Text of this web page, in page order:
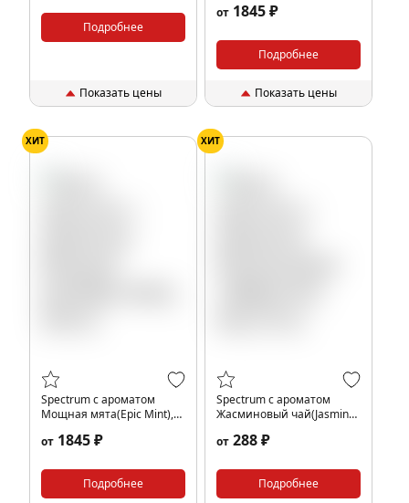
Подробнее
Показать цены
гр.
от 1845 ₽
Подробнее
Показать цены
ХИТ
Spectrum с ароматом
Мощная мята(Epic Mint),
от 1845 ₽
Подробнее
ХИТ
Spectrum с ароматом
Жасминовый чай(Jasmine
от 288 ₽
Подробнее